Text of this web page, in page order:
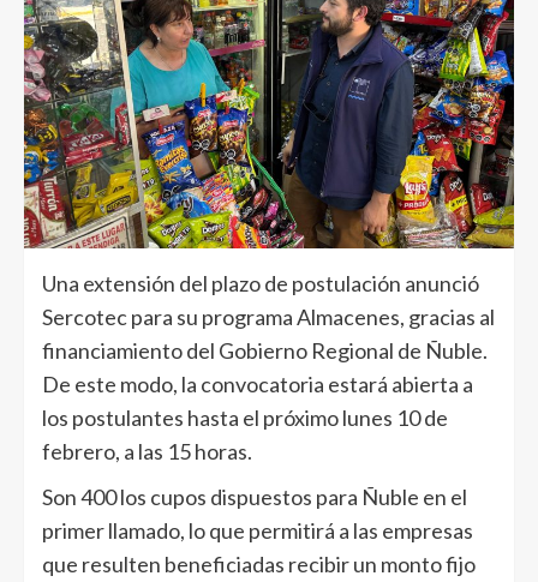
Una extensión del plazo de postulación anunció
Sercotec para su programa Almacenes, gracias al
financiamiento del Gobierno Regional de Ñuble.
De este modo, la convocatoria estará abierta a
los postulantes hasta el próximo lunes 10 de
febrero, a las 15 horas.
Son 400 los cupos dispuestos para Ñuble en el
primer llamado, lo que permitirá a las empresas
que resulten beneficiadas recibir un monto fijo